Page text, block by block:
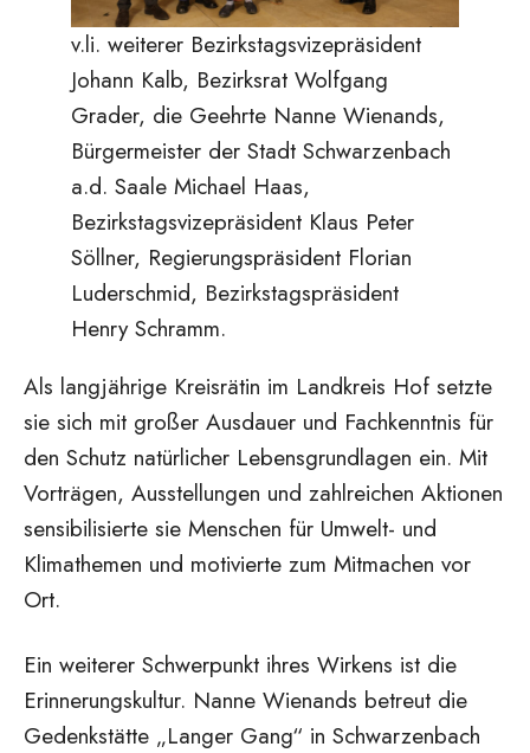
v.li. weiterer Bezirkstagsvizepräsident
Johann Kalb, Bezirksrat Wolfgang
Grader, die Geehrte Nanne Wienands,
Bürgermeister der Stadt Schwarzenbach
a.d. Saale Michael Haas,
Bezirkstagsvizepräsident Klaus Peter
Söllner, Regierungspräsident Florian
Luderschmid, Bezirkstagspräsident
Henry Schramm.
Als langjährige Kreisrätin im Landkreis Hof setzte
sie sich mit großer Ausdauer und Fachkenntnis für
den Schutz natürlicher Lebensgrundlagen ein. Mit
Vorträgen, Ausstellungen und zahlreichen Aktionen
sensibilisierte sie Menschen für Umwelt- und
Klimathemen und motivierte zum Mitmachen vor
Ort.
Ein weiterer Schwerpunkt ihres Wirkens ist die
Erinnerungskultur. Nanne Wienands betreut die
Gedenkstätte „Langer Gang“ in Schwarzenbach